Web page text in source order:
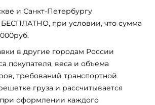
наслаждайтесь комфортом при
штанов Nike Sportswear Tech
- они станут отличным
коллекции одежды.
и Санкт-Петербургу
БЕСПЛАТНО, при условии, что сумма
в другие городам России
покупателя, веса и объема
требований транспортной
груза и рассчитывается
оформлении каждого